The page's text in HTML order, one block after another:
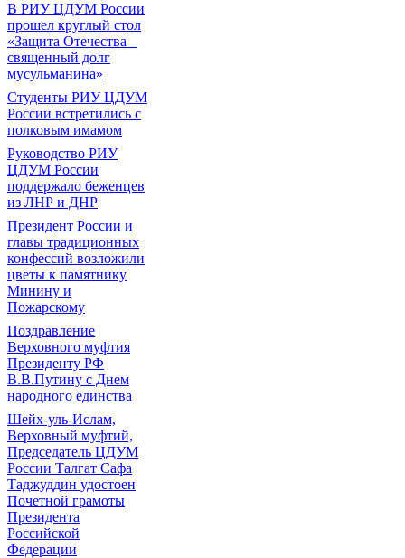
В РИУ ЦДУМ России
прошел круглый стол
«Защита Отечества –
священный долг
мусульманина»
Студенты РИУ ЦДУМ
России встретились с
полковым имамом
Руководство РИУ
ЦДУМ России
поддержало беженцев
из ЛНР и ДНР
Президент России и
главы традиционных
конфессий возложили
цветы к памятнику
Минину и
Пожарскому
Поздравление
Верховного муфтия
Президенту РФ
В.В.Путину с Днем
народного единства
Шейх-уль-Ислам,
Верховный муфтий,
Председатель ЦДУМ
России Талгат Сафа
Таджуддин удостоен
Почетной грамоты
Президента
Российской
Федерации